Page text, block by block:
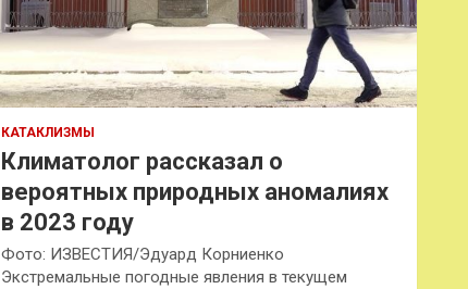
КАТАКЛИЗМЫ
Климатолог рассказал о
вероятных природных аномалиях
в 2023 году
Фото: ИЗВЕСТИЯ/Эдуард Корниенко
Экстремальные погодные явления в текущем